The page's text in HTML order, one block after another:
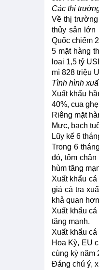
Các thị
Về thị
thủy sản lớn
Quốc chiếm
5 mặt hàng
loại 1,5 tỷ
mì 828 triệu
Tình hình
Xuất khẩu
40%, cua
Riêng mặt
Mực, bạch
Lũy kế 6
Trong 6
đó, tôm
hùm tăng
Xuất khẩu
giá cá tra
khả quan
Xuất khẩu
tăng mạnh.
Xuất khẩu
Hoa Kỳ, EU
cùng kỳ năm
Đáng chú ý,